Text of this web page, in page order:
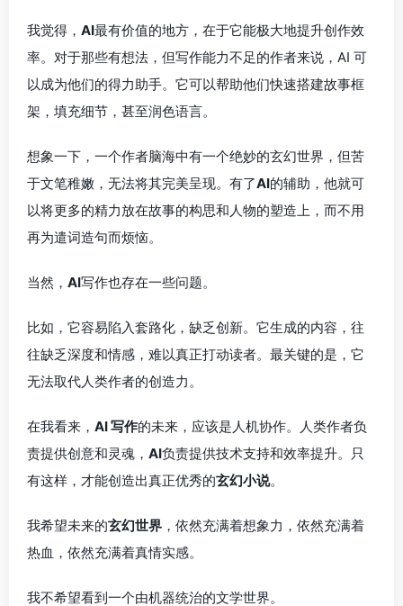
我觉得， AI最有价值的地方，在于它能极大地提升创作效
率。对于那些有想法，但写作能力不足的作者来说，AI 可
以成为他们的得力助手。它可以帮助他们快速搭建故事框
架，填充细节，甚至润色语言。
想象一下，一个作者脑海中有一个绝妙的玄幻世界，但苦
于文笔稚嫩，无法将其完美呈现。有了AI的辅助，他就可
以将更多的精力放在故事的构思和人物的塑造上，而不用
再为遣词造句而烦恼。
当然， AI写作也存在一些问题。
比如，它容易陷入套路化，缺乏创新。它生成的内容，往
往缺乏深度和情感，难以真正打动读者。最关键的是，它
无法取代人类作者的创造力。
在我看来， AI 写作的未来，应该是人机协作。人类作者负
责提供创意和灵魂， AI负责提供技术支持和效率提升。只
有这样，才能创造出真正优秀的玄幻小说。
我希望未来的玄幻世界 ，依然充满着想象力，依然充满着
热血，依然充满着真情实感。
我不希望看到一个由机器统治的文学世界。